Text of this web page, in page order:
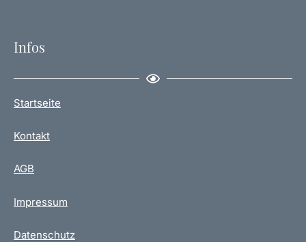
Infos
Startseite
Kontakt
AGB
Impressum
Datenschutz